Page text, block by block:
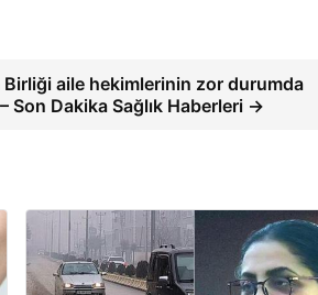
Birliği aile hekimlerinin zor durumda
Son Dakika Sağlık Haberleri →